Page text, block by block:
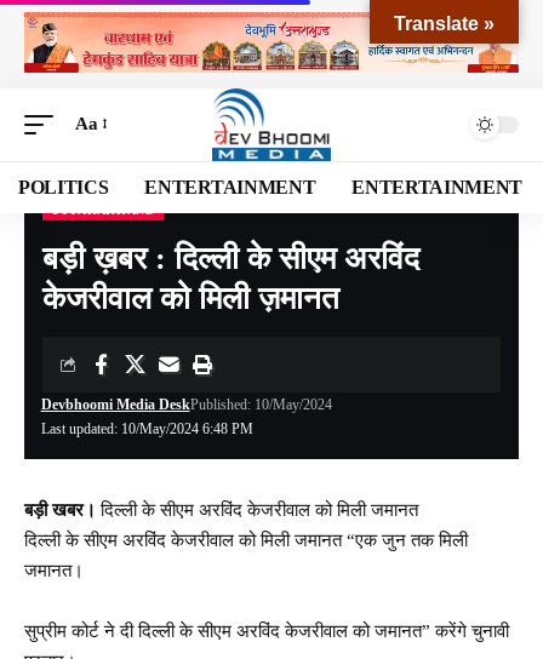
Aa
POLITICS ENTERTAINMENT ENTERTAINMENT
Devbhoomi Media Blog>NATIONAL >UTTARAKHAND>बड़ी ख़बर : दिल्ली के सीएम अरविंद केजरीवाल को मिली ज़मानत
बड़ी ख़बर : दिल्ली के सीएम अरविंद
केजरीवाल को मिली ज़मानत
Last updated: 10/May/2024 6:48 PM
Devbhoomi Media DeskPublished: 10/May/2024
बड़ी खबर।दिल्ली के सीएम अरविंद केजरीवाल को मिली जमानत
दिल्ली के सीएम अरविंद केजरीवाल को मिली जमानत “एक जुन तक मिली
जमानत।
सुप्रीम कोर्ट ने दी दिल्ली के सीएम अरविंद केजरीवाल को जमानत” करेंगे चुनावी
Translate »